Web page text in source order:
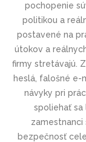
pochopenie
politikou a
postavené na
útokov a
firmy stretávajú.
heslá, falošné e-
návyky pri
spoliehať sa
bezpečnosť